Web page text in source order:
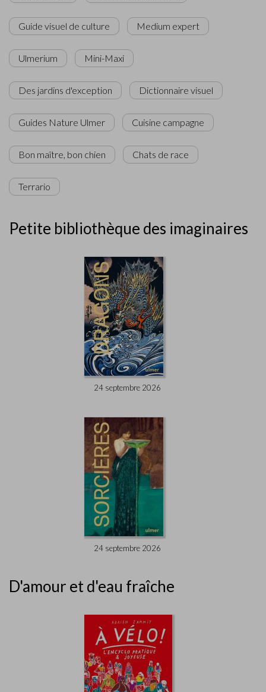
Guide visuel de culture Medium expert
Ulmerium Mini-Maxi
Des jardins d'exception Dictionnaire visuel
Guides Nature Ulmer Cuisine campagne
Bon maître, bon chien Chats de race
Terrario
Petite bibliothèque des imaginaires
24 septembre 2026
24 septembre 2026
D'amour et d'eau fraîche